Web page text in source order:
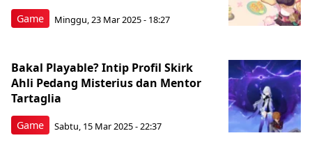
Game Minggu, 23 Mar 2025 - 18:27
Game
Bakal Playable? Intip Profil Skirk
Ahli Pedang Misterius dan Mentor
Tartaglia
Sabtu, 15 Mar 2025 - 22:37